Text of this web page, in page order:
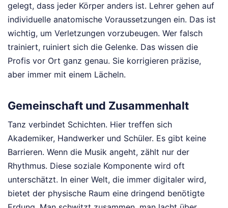
gelegt, dass jeder Körper anders ist. Lehrer gehen auf
individuelle anatomische Voraussetzungen ein. Das ist
wichtig, um Verletzungen vorzubeugen. Wer falsch
trainiert, ruiniert sich die Gelenke. Das wissen die
Profis vor Ort ganz genau. Sie korrigieren präzise,
aber immer mit einem Lächeln.
Gemeinschaft und Zusammenhalt
Tanz verbindet Schichten. Hier treffen sich
Akademiker, Handwerker und Schüler. Es gibt keine
Barrieren. Wenn die Musik angeht, zählt nur der
Rhythmus. Diese soziale Komponente wird oft
unterschätzt. In einer Welt, die immer digitaler wird,
bietet der physische Raum eine dringend benötigte